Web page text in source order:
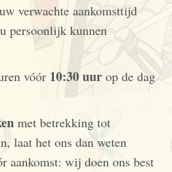
verwachte aankomsttijd
persoonlijk kunnen
vóór 10:30 uur op de dag
met betrekking tot
laat het ons dan weten
aankomst: wij doen ons best